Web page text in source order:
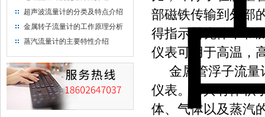
超声波流量计的分类及特点介绍
金属转子流量计的工作原理分析
蒸汽流量计的主要特性介绍
部磁铁传输到外部
得指示器壳体不和
仪表可用于高温，
金属管浮子流量
仪表。它具有体积
体、气体以及蒸汽